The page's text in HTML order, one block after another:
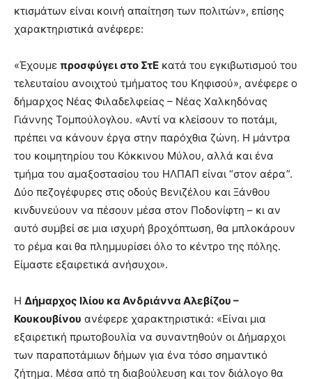
κτισμάτων είναι κοινή απαίτηση των πολιτών», επίσης
χαρακτηριστικά ανέφερε:
«Έχουμε προσφύγει στο ΣτΕ κατά του εγκιβωτισμού του
τελευταίου ανοιχτού τμήματος του Κηφισού», ανέφερε ο
δήμαρχος Νέας Φιλαδελφείας – Νέας Χαλκηδόνας
Γιάννης Τομπούλογλου. «Αντί να κλείσουν το ποτάμι,
πρέπει να κάνουν έργα στην παρόχθια ζώνη. Η μάντρα
του κοιμητηρίου του Κόκκινου Μύλου, αλλά και ένα
τμήμα του αμαξοστασίου του ΗΛΠΑΠ είναι “στον αέρα”.
Δύο πεζογέφυρες στις οδούς Βενιζέλου και Ξάνθου
κινδυνεύουν να πέσουν μέσα στον Ποδονίφτη – κι αν
αυτό συμβεί σε μια ισχυρή βροχόπτωση, θα μπλοκάρουν
το ρέμα και θα πλημμυρίσει όλο το κέντρο της πόλης.
Είμαστε εξαιρετικά ανήσυχοι».
Η Δήμαρχος Ιλίου κα Ανδριάννα Αλεβίζου –
Κουκουβίνου ανέφερε χαρακτηριστικά: «Είναι μια
εξαιρετική πρωτοβουλία να συναντηθούν οι Δήμαρχοι
των παραποτάμιων δήμων για ένα τόσο σημαντικό
ζήτημα. Μέσα από τη διαβούλευση και τον διάλογο θα